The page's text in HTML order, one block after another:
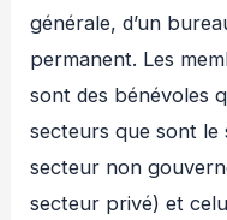
générale, d’un
permanent. Les
sont des bénévoles
secteurs que sont
secteur non
secteur privé) et